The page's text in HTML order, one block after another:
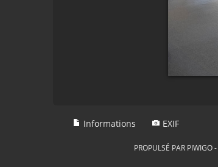
Informations EXIF
PROPULSÉ PAR PIWIGO-